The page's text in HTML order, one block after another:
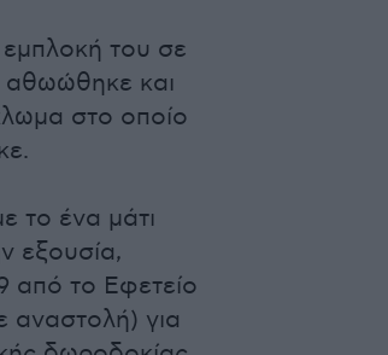
του σε
αθωώθηκε και
στο οποίο
το ένα μάτι
εξουσία,
από το Εφετείο
αναστολή) για